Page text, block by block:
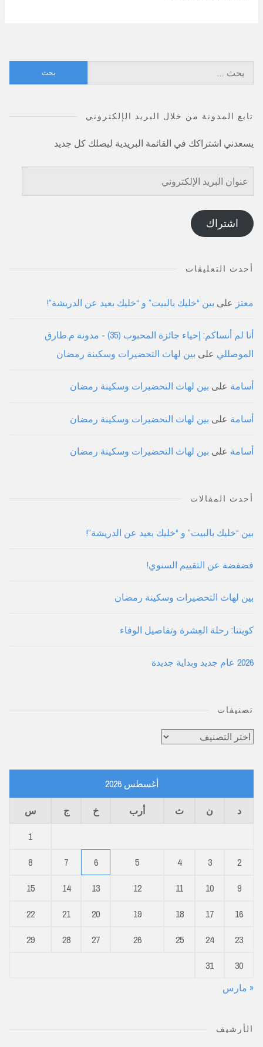
عن:
تابع المدونة من خلال البريد الإلكتروني
يسعدني اشتراكك في القائمة البريدية ليصلك كل جديد
عنوان
البريد
الإلكتروني
اشتراك
أحدث التعليقات
معتز على بين “خليك بالبيت” و “خليك بعيد عن الدريشة”!
أنا لم أنساكم: إحياء جائزة المحبوب (35) - مدونة م.طارق
الموصللي على بين لهاث التحضيرات وسكينة رمضان
أسامة على بين لهاث التحضيرات وسكينة رمضان
أسامة على بين لهاث التحضيرات وسكينة رمضان
أسامة على بين لهاث التحضيرات وسكينة رمضان
أحدث المقالات
بين “خليك بالبيت” و “خليك بعيد عن الدريشة”!
فضفضة عن التقييم السنوي!
بين لهاث التحضيرات وسكينة رمضان
كويتنا: رحلة العِشرة وتفاصيل الوفاء
2026 عام جديد وبداية جديدة
تصنيفات
تصنيفات
أغسطس 2026
د ن ث أرب خ ج
س
1
2
3
4
5
6
7
8
9
10
11
12
13
14
15
16
17
18
19
20
21
22
23
24
25
26
27
28
29
30
31
« مارس
الأرشيف